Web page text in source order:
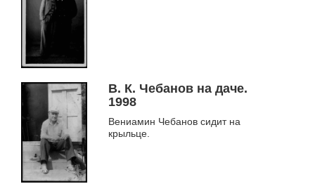
В. К. Чебанов на даче.
1998
Вениамин Чебанов сидит на
крыльце.